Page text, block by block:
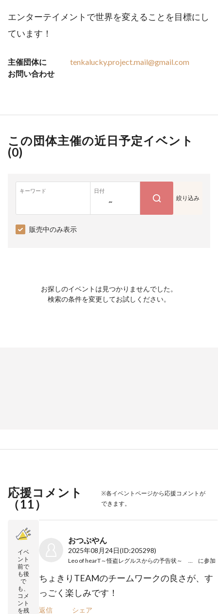
エンターテイメントで世界を変えることを目標にし
ています！
主催団体に
お問い合わせ
tenkalucky.project.mail@gmail.com
この団体主催の近日予定イベント
(0)
キーワード 日付
~ 絞り込み
販売中のみ表示
お探しのイベントは見つかりませんでした。
検索の条件を変更してお試しください。
応援コメント
（11）
※各イベントページから応援コメントが
できます。
イベ
ント
前で
も後
で
も、
コメ
ント
を残
おつぶやん
2025年08月24日(ID:205298)
に参加
ちょきりTEAMのチームワークの良さが、す
っごく楽しみです！
返信 シェア